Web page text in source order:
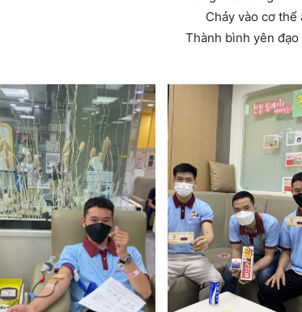
Chảy vào cơ thể
Thành bình yên đạo